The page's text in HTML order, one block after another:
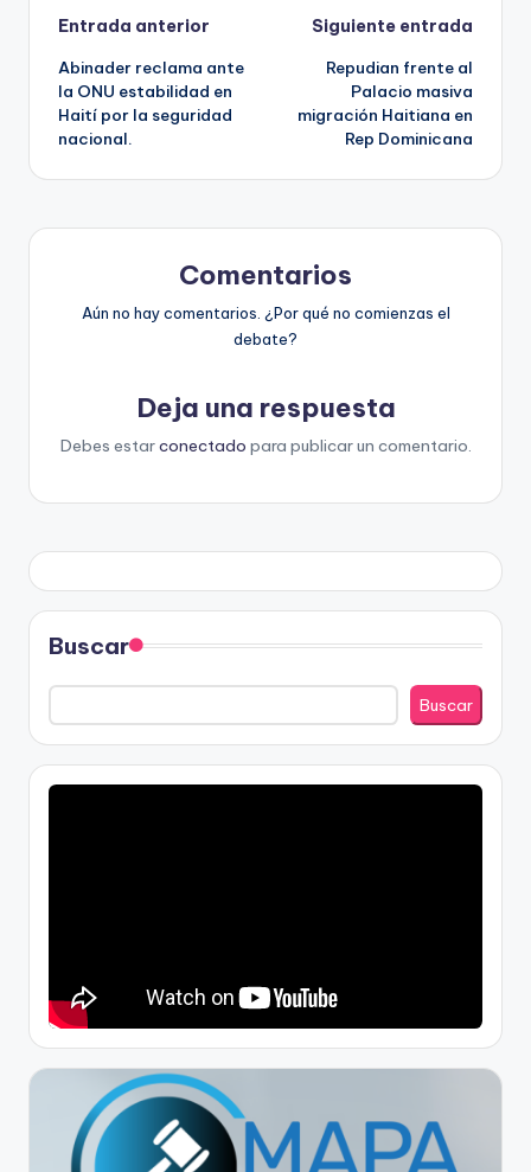
Navegación
de
entradas
Entrada anterior
Abinader reclama ante
la ONU estabilidad en
Haití por la seguridad
nacional.
Siguiente entrada
Repudian frente al
Palacio masiva
migración Haitiana en
Rep Dominicana
Comentarios
Aún no hay comentarios. ¿Por qué no comienzas el
debate?
Deja una respuesta
Debes estarconectado para publicar un comentario.
Buscar
Buscar